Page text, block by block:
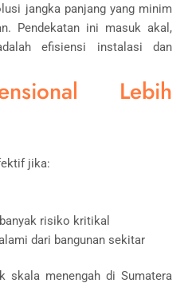
jangka panjang yang minim
Pendekatan ini masuk akal,
efisiensi instalasi dan
Lebih
jika:
risiko kritikal
dari bangunan sekitar
skala menengah di Sumatera